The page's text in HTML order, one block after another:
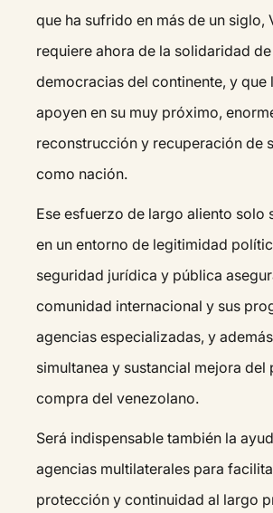
que ha sufrido en más de un siglo,
requiere ahora de la solidaridad
democracias del continente, y que
apoyen en su muy próximo,
reconstrucción y recuperación de
como nación.
Ese esfuerzo de largo aliento solo
en un entorno de legitimidad
seguridad jurídica y pública
comunidad internacional y sus
agencias especializadas, y
simultanea y sustancial mejora del
compra del venezolano.
Será indispensable también la
agencias multilaterales para
protección y continuidad al largo